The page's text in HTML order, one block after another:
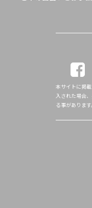
本サイトに掲
入された場合
る事があります